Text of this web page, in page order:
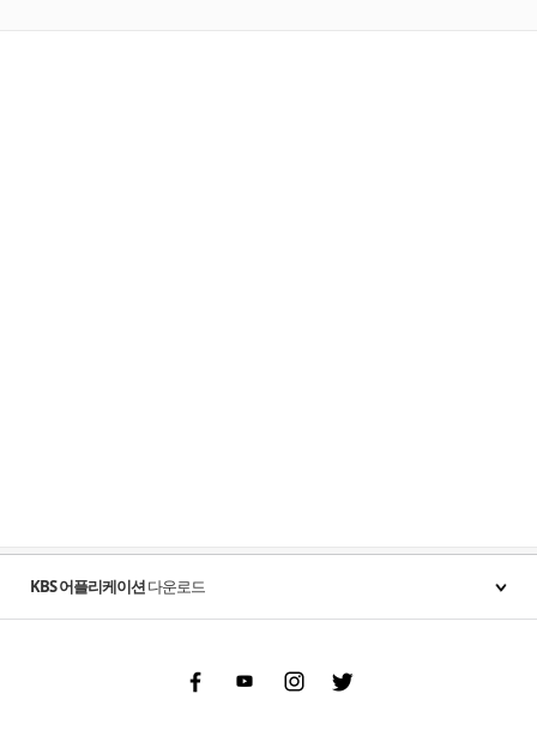
KBS 어플리케이션다운로드
FacebookYoutubeInstgram Twitter